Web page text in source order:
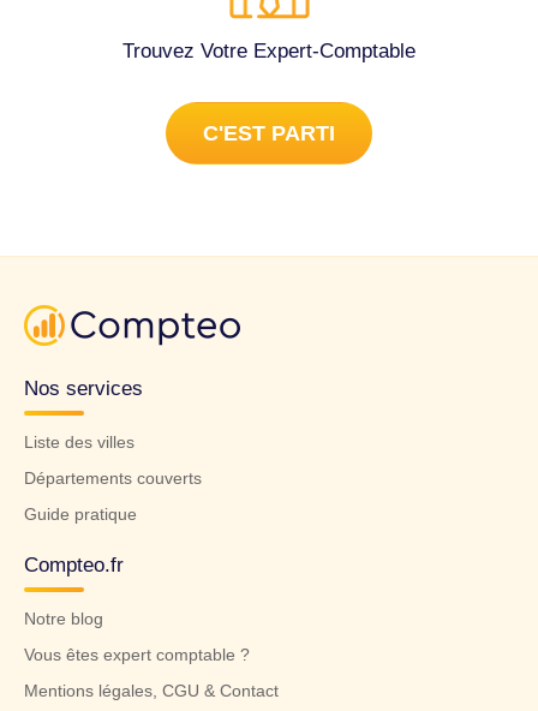
Trouvez Votre Expert-Comptable
C'EST PARTI
Nos services
Liste des villes
Départements couverts
Guide pratique
Compteo.fr
Notre blog
Vous êtes expert comptable ?
Mentions légales, CGU & Contact